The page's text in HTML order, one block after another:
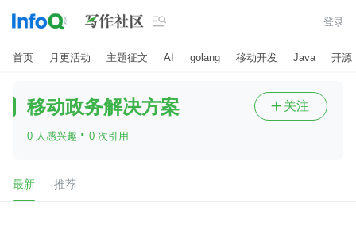
 登录
首页 月更活动 主题征文 AI golang 移动开发 Java 开源
移动政务解决方案
0 人感兴趣 · 0 次引用
 关注
最新 推荐